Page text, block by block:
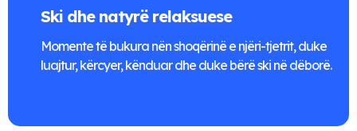
Ski dhe natyrë relaksuese
Momente të bukura nën shoqërinë e njëri-tjetrit, duke
luajtur, kërcyer, kënduar dhe duke bërë ski në dëborë.